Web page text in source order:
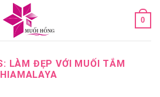
0
LÀM ĐẸP VỚI MUỐI TẮM
HIAMALAYA